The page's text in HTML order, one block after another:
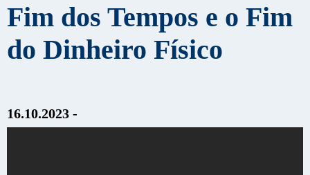
Fim dos Tempos e o Fim
do Dinheiro Físico
16.10.2023 -